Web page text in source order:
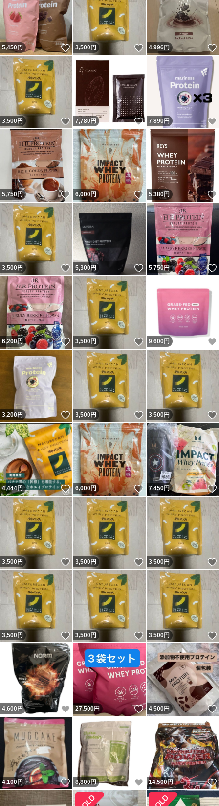
5,450円 いいね！
3,500円 いいね！
4,996円
3,500円 いいね！
7,780円 いいね！
7,890円
5,750円 いいね！
6,000円 いいね！
5,380円
3,500円 いいね！
5,300円 いいね！
5,750円
6,200円 いいね！
3,500円 いいね！
9,600 円
3,200円 いいね！
3,500円 いいね！
3,500円
4,444円 いいね！
6,000円 いいね！
7,450円
3,500円 いいね！
3,500円 いいね！
3,500円
3,500円 いいね！
3,500円 いいね！
3,500円
4,600 円 いいね！
27,500円 いいね！
4,500円
4,100円 いいね！
8,800円 いいね！
14,500円